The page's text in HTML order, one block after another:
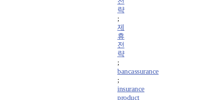
략
;
제
휴
전
략
;
bancassurance
;
insurance
product